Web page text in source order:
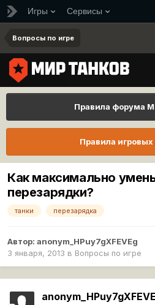
Игры Сервисы
Вопросы по игре
Правила форума
Правила игровых
Как максимально
перезарядки?
танки перезарядка
Автор: anonym_HPuy7gXFEVEg
3 января, 2013 в Вопросы по игре